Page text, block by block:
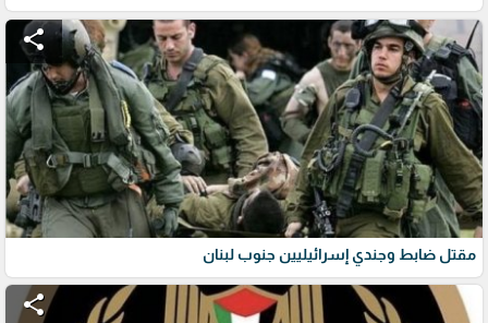
share
مقتل ضابط وجندي إسرائيليين جنوب لبنان
share